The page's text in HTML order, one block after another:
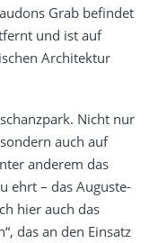
Grab befindet
und ist auf
Architektur
Nicht nur
auch auf
anderem das
ehrt – das Auguste-
hier auch das
das an den Einsatz